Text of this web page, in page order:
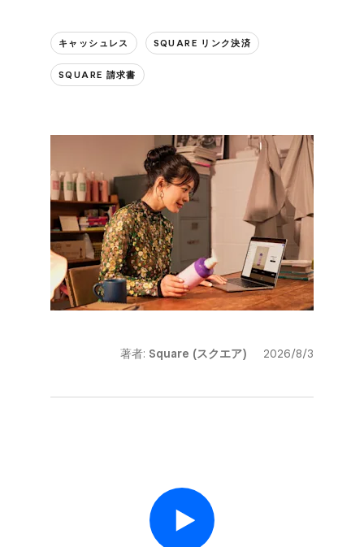
キャッシュレス SQUARE リンク決済
SQUARE 請求書
著者: Square (スクエア) 2026/8/3